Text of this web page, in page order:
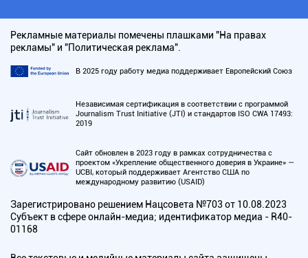
Рекламные материалы помечены плашками "На правах
рекламы" и "Политическая реклама".
В 2025 году работу медиа поддерживает Европейский Союз
Независимая сертификация в соответствии с программой
Journalism Trust Initiative (JTI) и стандартов ISO CWA 17493:
2019
Сайт обновлен в 2023 году в рамках сотрудничества с
проектом «Укрепление общественного доверия в Украине» —
UCBI, который поддерживает Агентство США по
международному развитию (USAID)
Зарегистрировано решением Нацсовета №703 от 10.08.2023
Субъект в сфере онлайн-медиа; идентификатор медиа - R40-
01168